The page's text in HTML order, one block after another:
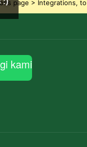
page > Integrations,
kami